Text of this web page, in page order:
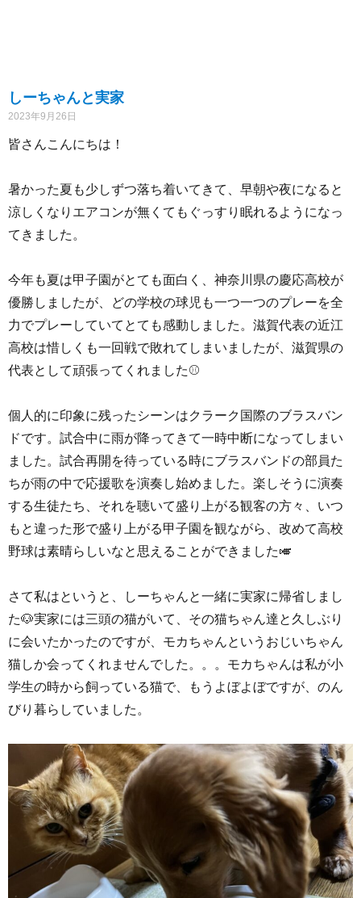
しーちゃんと実家
2023年9月26日
皆さんこんにちは！
暑かった夏も少しずつ落ち着いてきて、早朝や夜になると
涼しくなりエアコンが無くてもぐっすり眠れるようになっ
てきました。
今年も夏は甲子園がとても面白く、神奈川県の慶応高校が
優勝しましたが、どの学校の球児も一つ一つのプレーを全
力でプレーしていてとても感動しました。滋賀代表の近江
高校は惜しくも一回戦で敗れてしまいましたが、滋賀県の
代表として頑張ってくれました⚾
個人的に印象に残ったシーンはクラーク国際のブラスバン
ドです。試合中に雨が降ってきて一時中断になってしまい
ました。試合再開を待っている時にブラスバンドの部員た
ちが雨の中で応援歌を演奏し始めました。楽しそうに演奏
する生徒たち、それを聴いて盛り上がる観客の方々、いつ
もと違った形で盛り上がる甲子園を観ながら、改めて高校
野球は素晴らしいなと思えることができました🎺
さて私はというと、しーちゃんと一緒に実家に帰省しまし
た🐶実家には三頭の猫がいて、その猫ちゃん達と久しぶり
に会いたかったのですが、モカちゃんというおじいちゃん
猫しか会ってくれませんでした。。。モカちゃんは私が小
学生の時から飼っている猫で、もうよぼよぼですが、のん
びり暮らしていました。